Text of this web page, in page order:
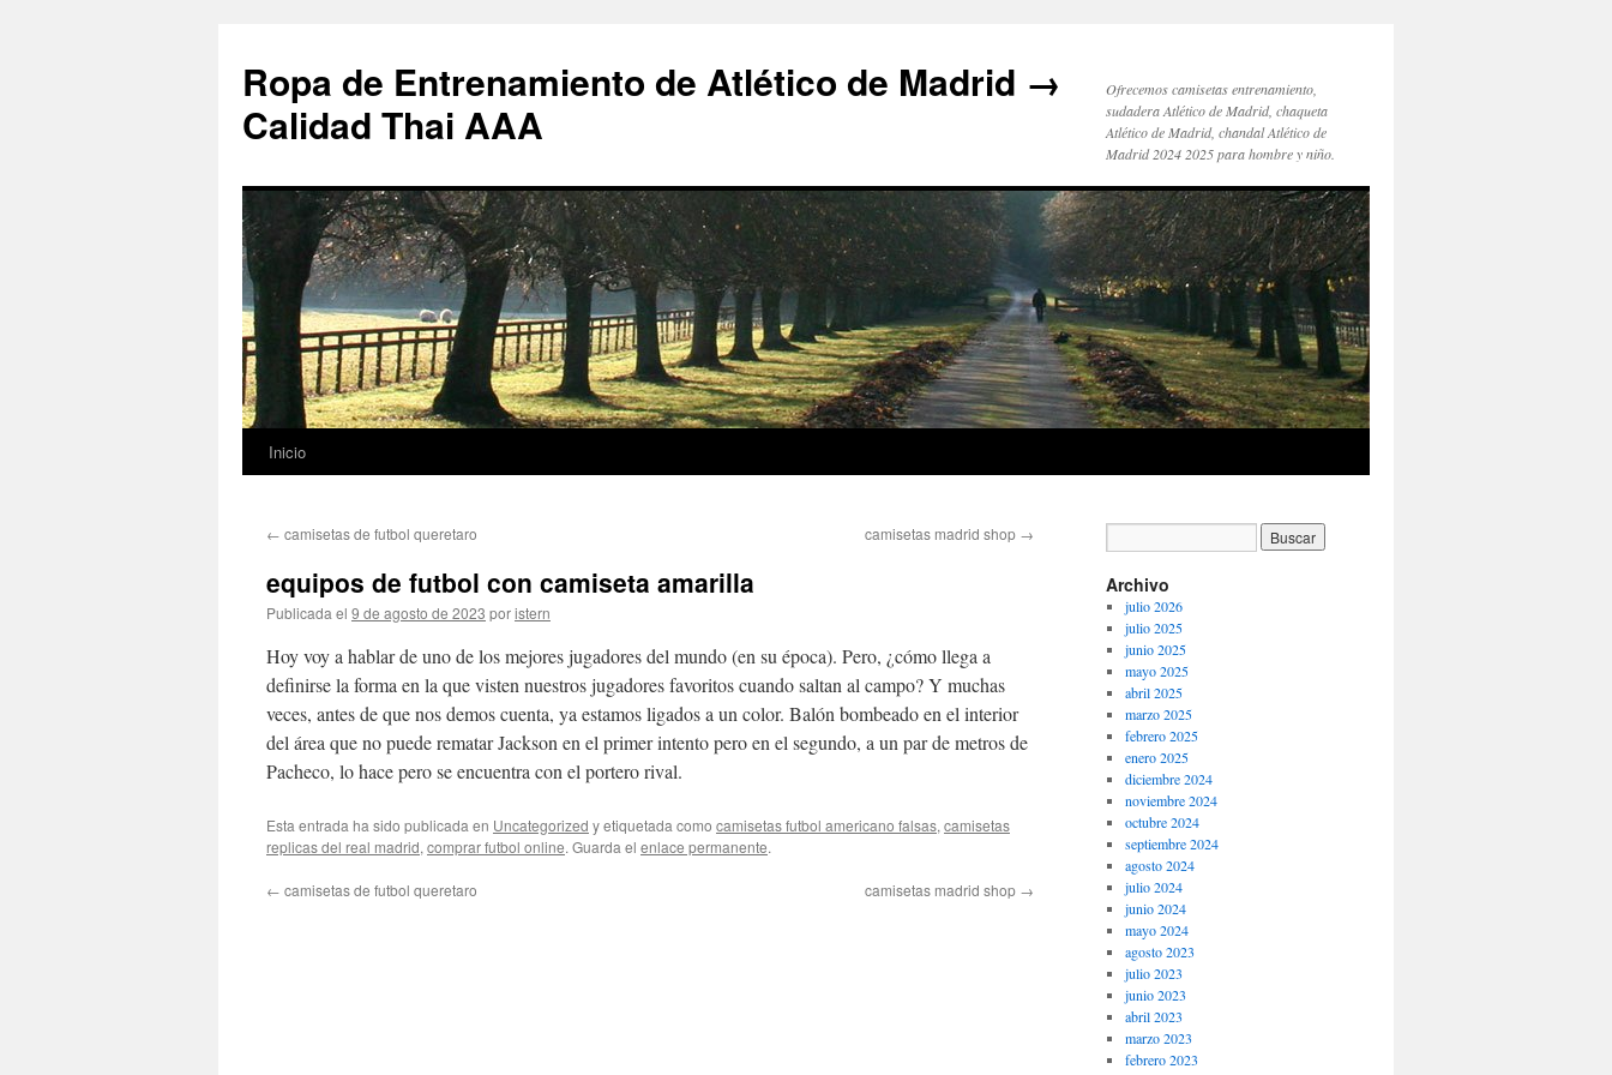
Ropa de Entrenamiento de Atlético de Madrid →
Calidad Thai AAA
Ofrecemos camisetas entrenamiento,
sudadera Atlético de Madrid, chaqueta
Atlético de Madrid, chandal Atlético de
Madrid 2024 2025 para hombre y niño.
Saltar
contenido
Inicio
← camisetas de futbol queretaro camisetas madrid shop →
equipos de futbol con camiseta amarilla
Publicada el 9 de agosto de 2023 poristern
Hoy voy a hablar de uno de los mejores jugadores del mundo (en su época). Pero, ¿cómo llega a
definirse la forma en la que visten nuestros jugadores favoritos cuando saltan al campo? Y muchas
veces, antes de que nos demos cuenta, ya estamos ligados a un color. Balón bombeado en el interior
del área que no puede rematar Jackson en el primer intento pero en el segundo, a un par de metros de
Pacheco, lo hace pero se encuentra con el portero rival.
Esta entrada ha sido publicada en Uncategorized y etiquetada como camisetas futbol americano falsas, camisetas
replicas del real madrid, comprar futbol online. Guarda el enlace permanente.
← camisetas de futbol queretaro camisetas madrid shop →
Archivo
julio 2026
julio 2025
junio 2025
mayo 2025
abril 2025
marzo 2025
febrero 2025
enero 2025
diciembre 2024
noviembre 2024
octubre 2024
septiembre 2024
agosto 2024
julio 2024
junio 2024
mayo 2024
agosto 2023
julio 2023
junio 2023
abril 2023
marzo 2023
febrero 2023